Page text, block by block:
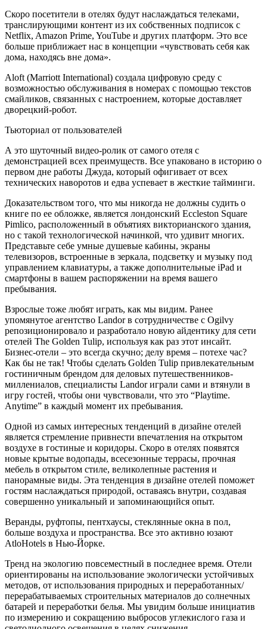
Скоро посетители в отелях будут наслаждаться телеками,
транслирующими контент из их собственных подписок с
Netflix, Amazon Prime, YouTube и других платформ. Это все
больше приближает нас в концепции «чувствовать себя как
дома, находясь вне дома».
Aloft (Marriott International) создала цифровую среду с
возможностью обслуживания в номерах с помощью текстов
смайликов, связанных с настроением, которые доставляет
дворецкий-робот.
Тьюториал от пользователей
А это шуточный видео-ролик от самого отеля с
демонстрацией всех преимуществ. Все упаковано в историю о
первом дне работы Джуда, который офигивает от всех
технических наворотов и едва успевает в жесткие тайминги.
Доказательством того, что мы никогда не должны судить о
книге по ее обложке, является лондонский Eccleston Square
Pimlico, расположенный в объятиях викторианского здания,
но с такой технологической начинкой, что удивит многих.
Представьте себе умные душевые кабины, экраны
телевизоров, встроенные в зеркала, подсветку и музыку под
управлением клавиатуры, а также дополнительные iPad и
смартфоны в вашем распоряжении на время вашего
пребывания.
Взрослые тоже любят играть, как мы видим. Ранее
упомянутое агентство Landor в сотрудничестве с Ogilvy
репозиционировало и разработало новую айдентику для сети
отелей The Golden Tulip, используя как раз этот инсайт.
Бизнес-отели – это всегда скучно; делу время – потехе час?
Как бы не так! Чтобы сделать Golden Tulip привлекательным
гостиничным брендом для деловых путешественников-
миллениалов, специалисты Landor играли сами и втянули в
игру гостей, чтобы они чувствовали, что это “Playtime.
Anytime” в каждый момент их пребывания.
Одной из самых интересных тенденций в дизайне отелей
является стремление привнести впечатления на открытом
воздухе в гостиные и коридоры. Скоро в отелях появятся
новые крытые водопады, всесезонные террасы, прочная
мебель в открытом стиле, великолепные растения и
панорамные виды. Эта тенденция в дизайне отелей поможет
гостям наслаждаться природой, оставаясь внутри, создавая
совершенно уникальный и запоминающийся опыт.
Веранды, руфтопы, пентхаусы, стеклянные окна в пол,
больше воздуха и пространства. Все это активно юзают
AtloHotels в Нью-Йорке.
Тренд на экологию повсеместный в последнее время. Отели
ориентированы на использование экологически устойчивых
методов, от использования природных и переработанных/
перерабатываемых строительных материалов до солнечных
батарей и переработки белья. Мы увидим больше инициатив
по измерению и сокращению выбросов углекислого газа и